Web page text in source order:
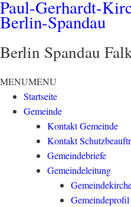
Paul-Gerhardt-
Berlin-Spandau
Berlin Spandau
MENUMENU
Startseite
Gemeinde
Kontakt Gemeinde
Kontakt
Gemeindebriefe
Gemeindeleitung
Gemeindeprofil